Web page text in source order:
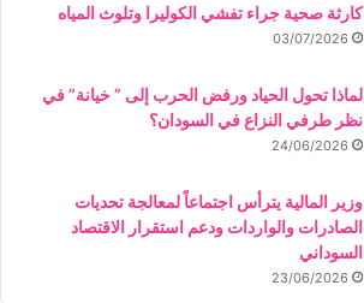
كارثة صحية جراء تفشي الكوليرا وتلوث المياه
03/07/2026
لماذا تحول الحياد ورفض الحرب إلى ” خيانة” في
نظر طرفي النزاع في السودان؟
24/06/2026
وزير المالية يترأس اجتماعاً لمعالجة تحديات
الصادرات والواردات ودعم استقرار الاقتصاد
السوداني
23/06/2026